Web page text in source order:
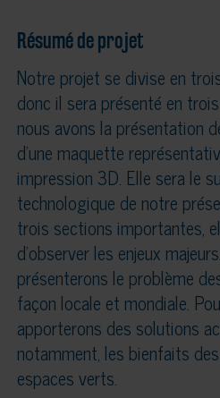
Résumé de projet
Notre projet se divise en
donc il sera présenté en
nous avons la présentation
d’une maquette
impression 3D. Elle sera le
technologique de notre
trois sections importantes,
d’observer les enjeux
présenterons le problème
façon locale et mondiale.
apporterons des solutions
notamment, les bienfaits
espaces verts.